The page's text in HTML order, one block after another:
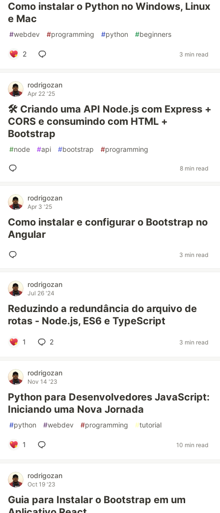
Como instalar o Python no Windows, Linux
e Mac
#webdev #programming #python #beginners
2 3 min read
rodrigozan
Apr 22 '25
🛠️ Criando uma API Node.js com Express +
CORS e consumindo com HTML +
Bootstrap
#node #api #bootstrap #programming
8 min read
rodrigozan
Apr 3 '25
Como instalar e configurar o Bootstrap no
Angular
3 min read
rodrigozan
Jul 26 '24
Reduzindo a redundância do arquivo de
rotas - Node.js, ES6 e TypeScript
1 2 3 min read
rodrigozan
Nov 14 '23
Python para Desenvolvedores JavaScript:
Iniciando uma Nova Jornada
#python #webdev #programming #tutorial
1 10 min read
rodrigozan
Oct 19 '23
Guia para Instalar o Bootstrap em um